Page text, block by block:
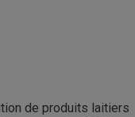
de produits laitiers